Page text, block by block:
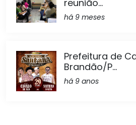
reunião...
há 9 meses
Prefeitura de
Brandão/P...
há 9 anos